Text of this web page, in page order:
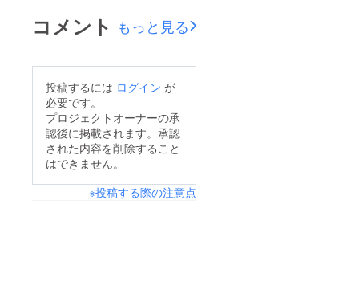
近況も沢山UP出来た
コメント もっと見る
投稿するには ログイン が
必要です。
プロジェクトオーナーの承
認後に掲載されます。承認
された内容を削除すること
はできません。
※投稿する際の注意点